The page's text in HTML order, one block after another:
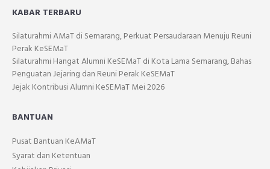
KABAR TERBARU
Silaturahmi AMaT di Semarang, Perkuat Persaudaraan Menuju Reuni
Perak KeSEMaT
Silaturahmi Hangat Alumni KeSEMaT di Kota Lama Semarang, Bahas
Penguatan Jejaring dan Reuni Perak KeSEMaT
Jejak Kontribusi Alumni KeSEMaT Mei 2026
BANTUAN
Pusat Bantuan KeAMaT
Syarat dan Ketentuan